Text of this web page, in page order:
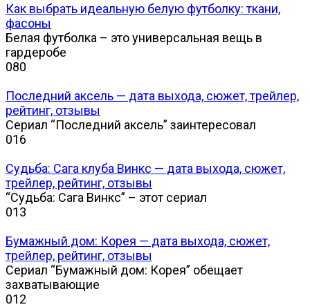
Как выбрать идеальную белую футболку: ткани,
фасоны
Белая футболка – это универсальная вещь в
гардеробе
080
Последний аксель — дата выхода, сюжет, трейлер,
рейтинг, отзывы
Сериал “Последний аксель” заинтересовал
016
Судьба: Сага клуба Винкс — дата выхода, сюжет,
трейлер, рейтинг, отзывы
“Судьба: Сага Винкс” – этот сериал
013
Бумажный дом: Корея — дата выхода, сюжет,
трейлер, рейтинг, отзывы
Сериал “Бумажный дом: Корея” обещает
захватывающие
012